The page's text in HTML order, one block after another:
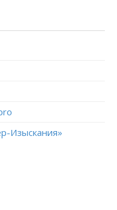
Изыскания»